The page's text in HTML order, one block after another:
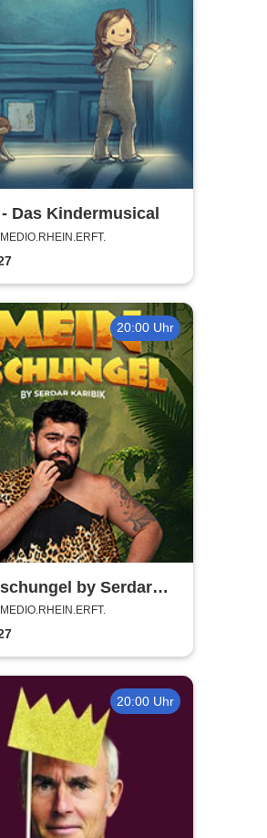
Das Kindermusical
20:00 Uhr
by Serdar
20:00 Uhr